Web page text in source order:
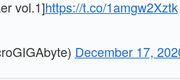
vol.1]https://t.co/1amgw2Xztk
December 17,